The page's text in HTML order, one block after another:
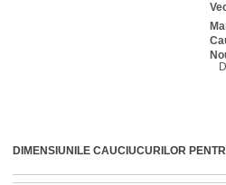
DIMENSIUNILE CAUCIUCURILOR